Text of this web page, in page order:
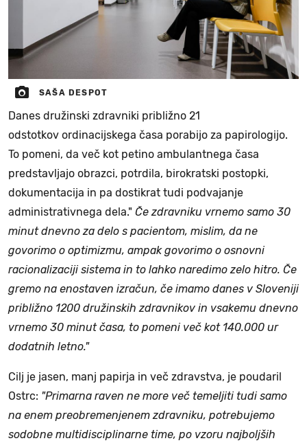
SAŠA DESPOT
Danes družinski zdravniki približno 21
odstotkov ordinacijskega časa porabijo za papirologijo.
To pomeni, da več kot petino ambulantnega časa
predstavljajo obrazci, potrdila, birokratski postopki,
dokumentacija in pa dostikrat tudi podvajanje
administrativnega dela." Če zdravniku vrnemo samo 30
minut dnevno za delo s pacientom, mislim, da ne
govorimo o optimizmu, ampak govorimo o osnovni
racionalizaciji sistema in to lahko naredimo zelo hitro. Če
gremo na enostaven izračun, če imamo danes v Sloveniji
približno 1200 družinskih zdravnikov in vsakemu dnevno
vrnemo 30 minut časa, to pomeni več kot 140.000 ur
dodatnih letno."
Cilj je jasen, manj papirja in več zdravstva, je poudaril
Ostrc: "Primarna raven ne more več temeljiti tudi samo
na enem preobremenjenem zdravniku, potrebujemo
sodobne multidisciplinarne time, po vzoru najboljših